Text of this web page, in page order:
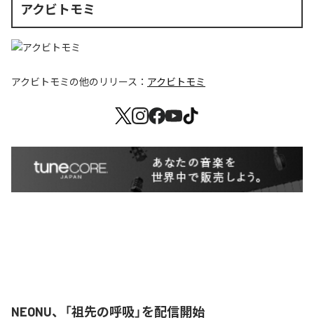
アクビトモミ
アクビトモミの他のリリース： アクビトモミ
NEONU、「祖先の呼吸」を配信開始